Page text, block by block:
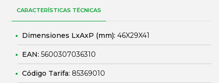
CARACTERÍSTICAS TÉCNICAS
Dimensiones LxAxP (mm): 46X29X41
EAN: 5600307036310
Código Tarifa: 85369010